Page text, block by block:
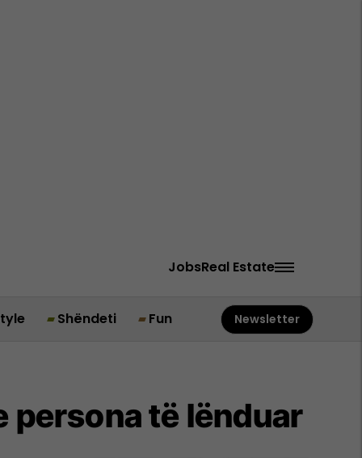
JobsReal Estate
Shëndeti Fun Newsletter
persona të lënduar